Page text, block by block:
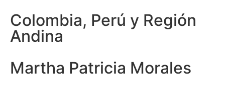
Colombia, Perú y Región
Andina
Martha Patricia Morales